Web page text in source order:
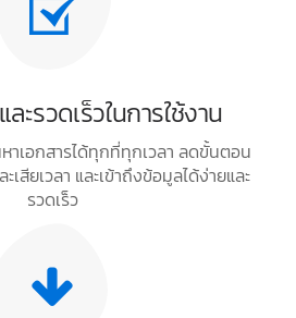
ะรวดเร็วในการใช้งาน
าเอกสารได้ทุกที่ทุกเวลา ลดขั้นตอน
สียเวลา และเข้าถึงข้อมูลได้ง่ายและ
รวดเร็ว